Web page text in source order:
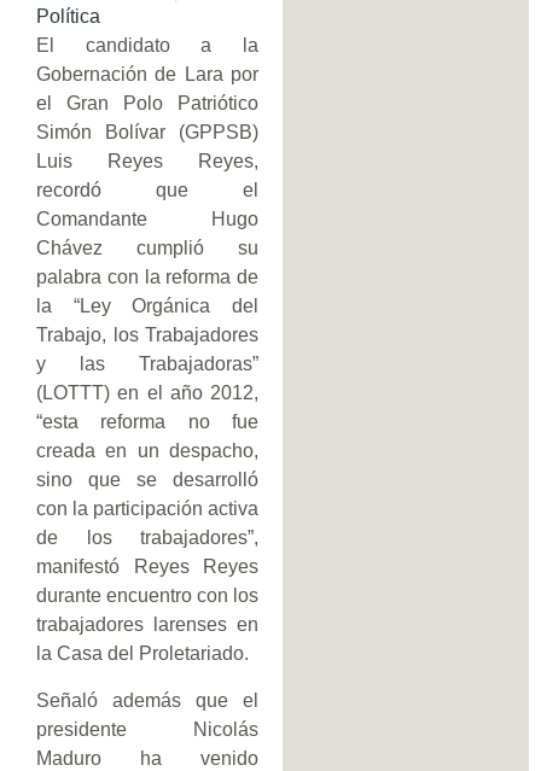
Política
El candidato a la
Gobernación de Lara por
el Gran Polo Patriótico
Simón Bolívar (GPPSB)
Luis Reyes Reyes,
recordó que el
Comandante Hugo
Chávez cumplió su
palabra con la reforma de
la “Ley Orgánica del
Trabajo, los Trabajadores
y las Trabajadoras”
(LOTTT) en el año 2012,
“esta reforma no fue
creada en un despacho,
sino que se desarrolló
con la participación activa
de los trabajadores”,
manifestó Reyes Reyes
durante encuentro con los
trabajadores larenses en
la Casa del Proletariado.
Señaló además que el
presidente Nicolás
Maduro ha venido